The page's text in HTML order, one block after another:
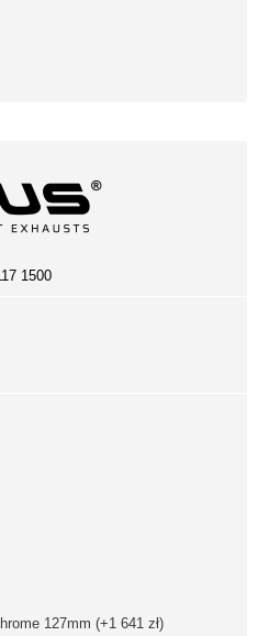
1500
127mm (+1 641 zł)